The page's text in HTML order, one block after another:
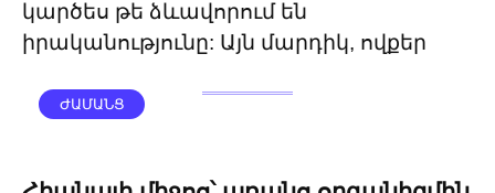
կարծես թե ձևավորում են
իրականությունը: Այն մարդիկ, ովքեր
ԺԱՄԱՆՑ